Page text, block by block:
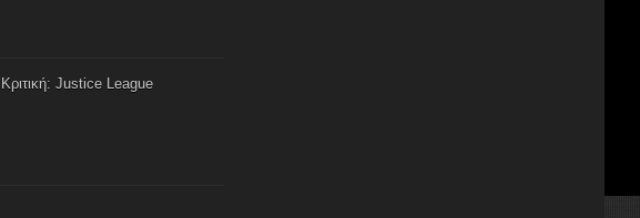
Κριτική: Justice League